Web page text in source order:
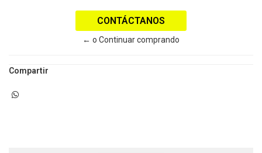
CONTÁCTANOS
← o Continuar comprando
Compartir